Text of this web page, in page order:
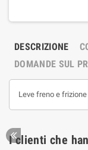
DESCRIZIONE
DOMANDE SUL
Leve freno e
I clienti che